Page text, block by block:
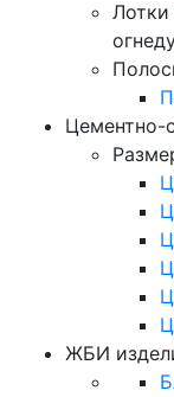
Лотки
Цементно-
ЖБИ